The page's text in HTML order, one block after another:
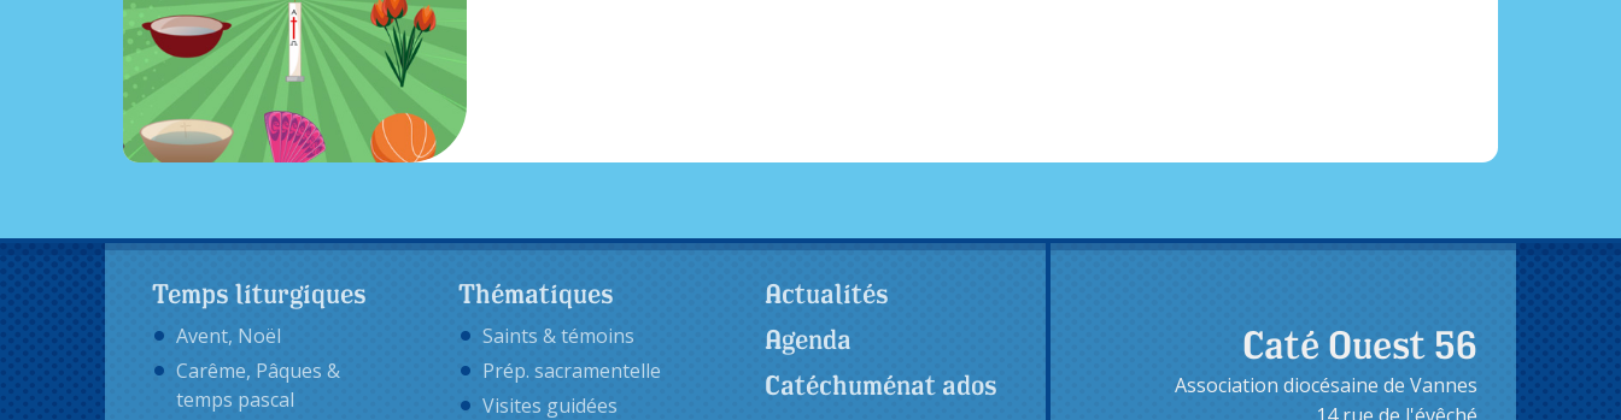
Temps liturgiques
Avent, Noël
Carême, Pâques &
temps pascal
Thématiques
Saints & témoins
Prép. sacramentelle
Visites guidées
Actualités
Agenda
Catéchuménat ados
Caté Ouest 56
Association diocésaine de Vannes
14 rue de l'évêché